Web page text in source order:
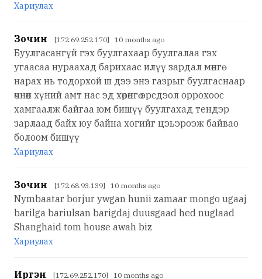
Хариулах
Зочин [172.69.252.170] 10 months ago
Буулгасангүй гэх буулгахаар буулгалаа гэх
угаасаа нураахад барихаас илүү зардал мөнгө
нарах нь тодорхой ш дээ энэ газрыг буулгаснаар
өчнөөн хүний амт нас эд хөрөнгө эрсдэол оррохоос
хамгаалж байгаа юм бишүү буулгахад тендэр
зарлаад байх юу байна хогийг цэьэроэж байвао
болоом бишүү
Хариулах
Зочин [172.68.93.139] 10 months ago
Nymbaatar borjur ywgan hunii zamaar mongo ugaaj
barilga bariulsan barigdaj duusgaad hed nuglaad
Shanghaid tom house awah biz
Хариулах
Иргэн [172.69.252.170] 10 months ago